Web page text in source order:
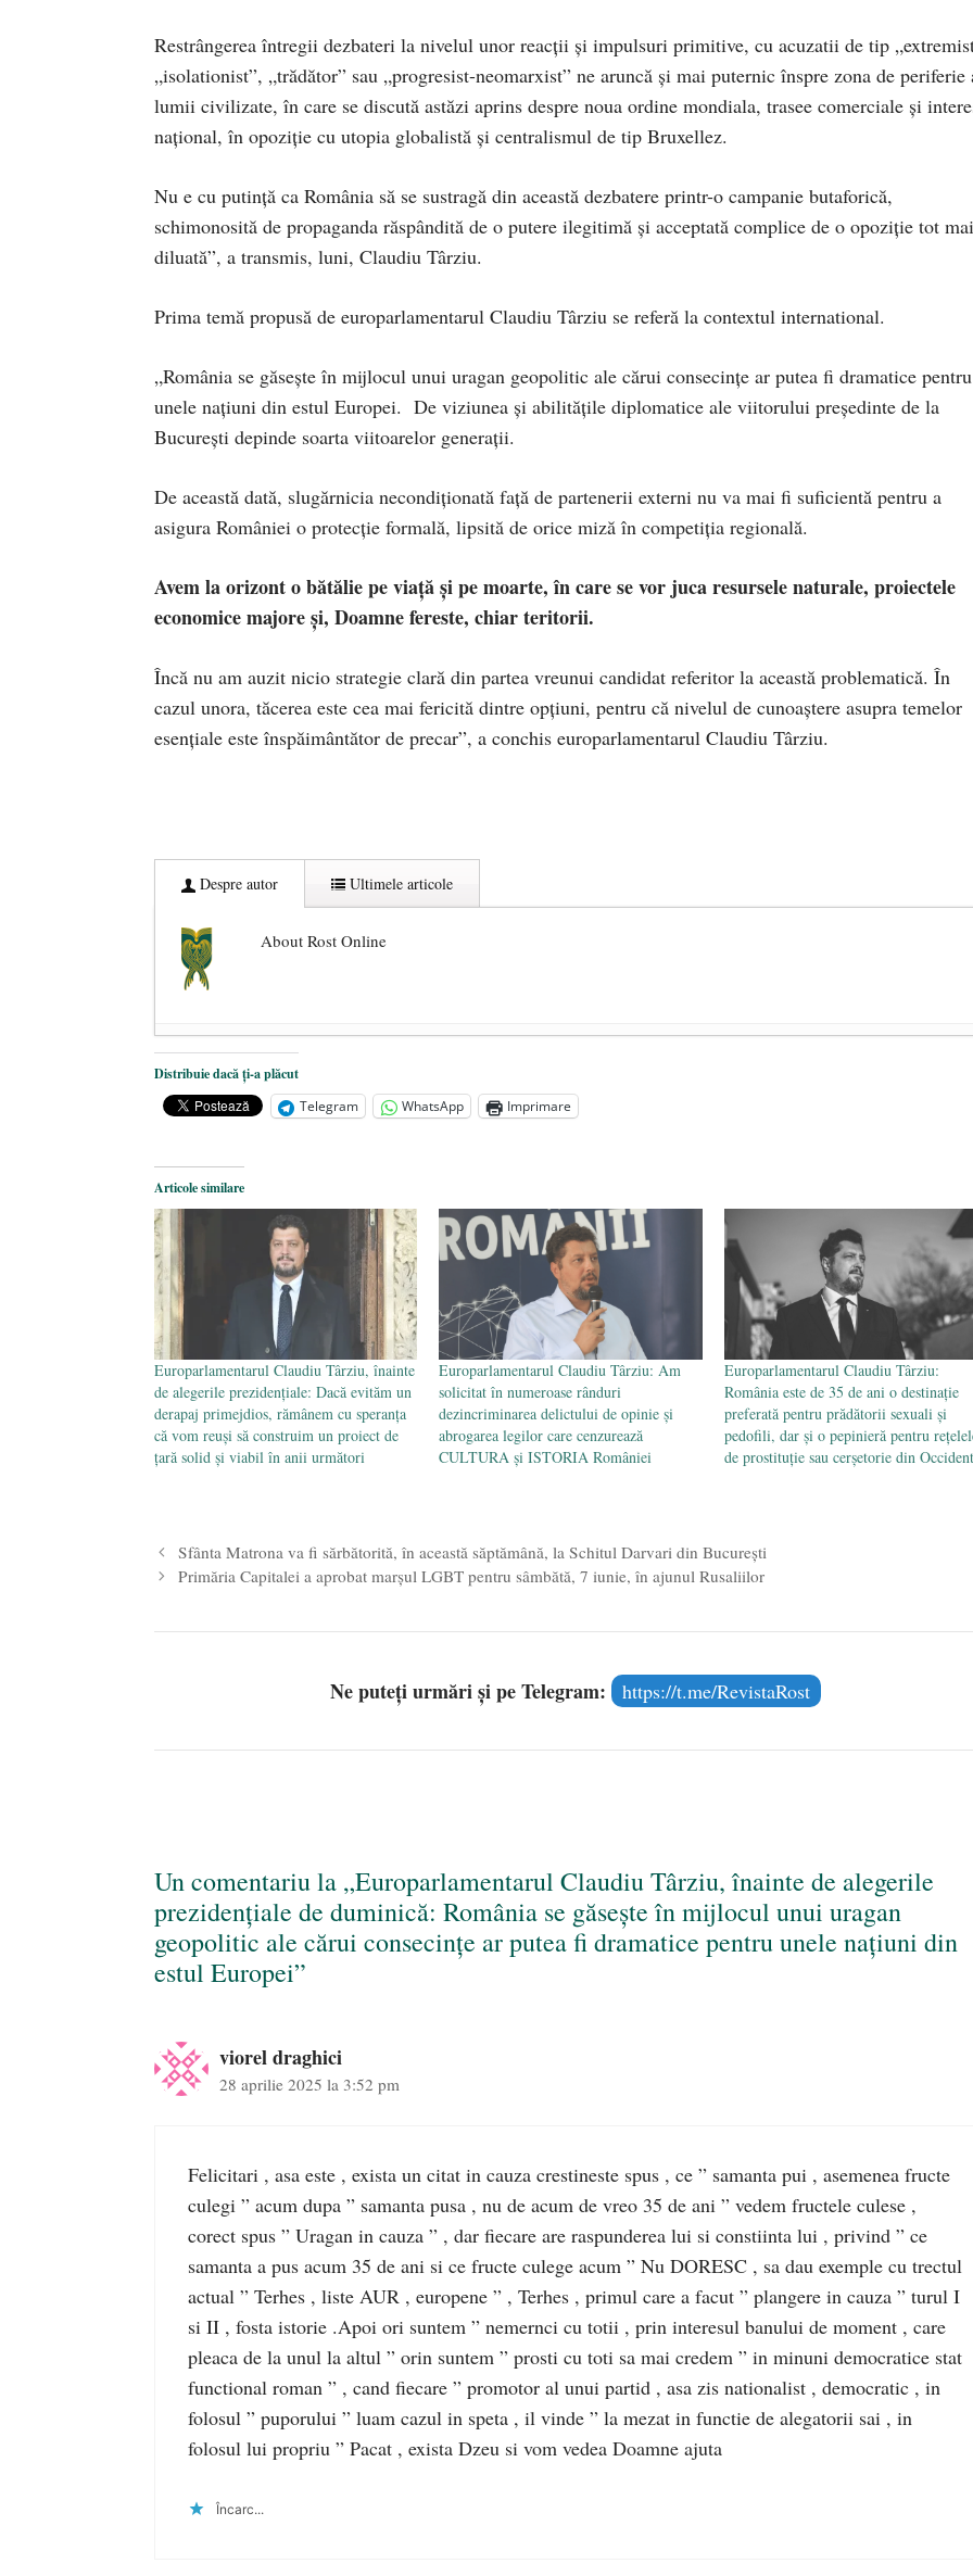
Restrângerea întregii dezbateri la nivelul unor reacții și impulsuri primitive, cu acuzatii de tip
„isolationist”, „trădător” sau „progresist-neomarxist” ne aruncă și mai puternic înspre zona de periferie
lumii civilizate, în care se discută astăzi aprins despre noua ordine mondiala, trasee comerciale și
național, în opoziție cu utopia globalistă și centralismul de tip Bruxellez.
Nu e cu putință ca România să se sustragă din această dezbatere printr-o campanie butaforică,
schimonosită de propaganda răspândită de o putere ilegitimă și acceptată complice de o opoziție tot mai
diluată”, a transmis, luni, Claudiu Târziu.
Prima temă propusă de europarlamentarul Claudiu Târziu se referă la contextul international.
„România se găsește în mijlocul unui uragan geopolitic ale cărui consecințe ar putea fi dramatice pentru
unele națiuni din estul Europei. De viziunea și abilitățile diplomatice ale viitorului președinte de la
București depinde soarta viitoarelor generații.
De această dată, slugărnicia necondiționată față de partenerii externi nu va mai fi suficientă pentru a
asigura României o protecție formală, lipsită de orice miză în competiția regională.
Avem la orizont o bătălie pe viață și pe moarte, în care se vor juca resursele naturale, proiectele
economice majore și, Doamne fereste, chiar teritorii.
Încă nu am auzit nicio strategie clară din partea vreunui candidat referitor la această problematică. În
cazul unora, tăcerea este cea mai fericită dintre opțiuni, pentru că nivelul de cunoaștere asupra temelor
esențiale este înspăimântător de precar”, a conchis europarlamentarul Claudiu Târziu.
Despre autor Ultimele articole
About Rost Online
Dezvăluiri cutremurătoare despre președintele Ucrainei, Volodymyr Zelensky
Statul care servește Națiunea - 21 aprilie 2026
Legea Vexler produce efecte. Bustul poetului Octavian Goga, înlăturat din Iași
Distribuie dacă ți-a plăcut
Telegram
WhatsApp Imprimare
Articole similare
Europarlamentarul Claudiu Târziu, înainte
de alegerile prezidențiale: Dacă evităm un
derapaj primejdios, rămânem cu speranța
că vom reuși să construim un proiect de
țară solid și viabil în anii următori
Europarlamentarul Claudiu Târziu: Am
solicitat în numeroase rânduri
dezincriminarea delictului de opinie și
abrogarea legilor care cenzurează
CULTURA și ISTORIA României
Europarlamentarul Claudiu Târziu:
România este de 35 de ani o destinație
preferată pentru prădătorii sexuali și
pedofili, dar și o pepinieră pentru
de prostituție sau cerșetorie din Occident
Sfânta Matrona va fi sărbătorită, în această săptămână, la Schitul Darvari din București
Primăria Capitalei a aprobat marșul LGBT pentru sâmbătă, 7 iunie, în ajunul Rusaliilor
Ne puteți urmări și pe Telegram: https://t.me/RevistaRost
Un comentariu la „Europarlamentarul Claudiu Târziu, înainte de alegerile
prezidențiale de duminică: România se găsește în mijlocul unui uragan
geopolitic ale cărui consecințe ar putea fi dramatice pentru unele națiuni din
estul Europei”
viorel draghici
28 aprilie 2025 la 3:52 pm
Felicitari , asa este , exista un citat in cauza crestineste spus , ce ” samanta pui , asemenea fructe
culegi ” acum dupa ” samanta pusa , nu de acum de vreo 35 de ani ” vedem fructele culese ,
corect spus ” Uragan in cauza ” , dar fiecare are raspunderea lui si constiinta lui , privind ” ce
samanta a pus acum 35 de ani si ce fructe culege acum ” Nu DORESC , sa dau exemple cu trectul
actual ” Terhes , liste AUR , europene ” , Terhes , primul care a facut ” plangere in cauza ” turul I
si II , fosta istorie .Apoi ori suntem ” nemernci cu totii , prin interesul banului de moment , care
pleaca de la unul la altul ” orin suntem ” prosti cu toti sa mai credem ” in minuni democratice stat
functional roman ” , cand fiecare ” promotor al unui partid , asa zis nationalist , democratic , in
folosul ” puporului ” luam cazul in speta , il vinde ” la mezat in functie de alegatorii sai , in
folosul lui propriu ” Pacat , exista Dzeu si vom vedea Doamne ajuta
Încarc...